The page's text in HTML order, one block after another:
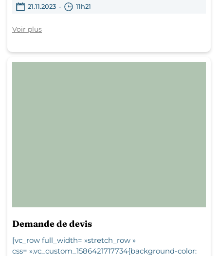
21.11.2023 - 11h21
Voir plus
Demande de devis
[vc_row full_width= »stretch_row »
css= ».vc_custom_1586421717734{background-color: